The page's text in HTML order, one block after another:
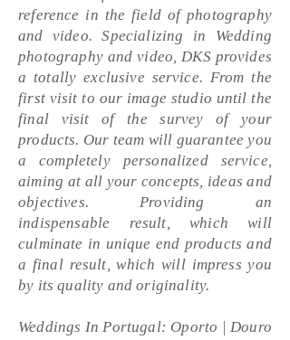
reference in the field of photography
and video. Specializing in Wedding
photography and video, DKS provides
a totally exclusive service. From the
first visit to our image studio until the
final visit of the survey of your
products. Our team will guarantee you
a completely personalized service,
aiming at all your concepts, ideas and
objectives. Providing an
indispensable result, which will
culminate in unique end products and
a final result, which will impress you
by its quality and originality.
Weddings In Portugal: Oporto | Douro